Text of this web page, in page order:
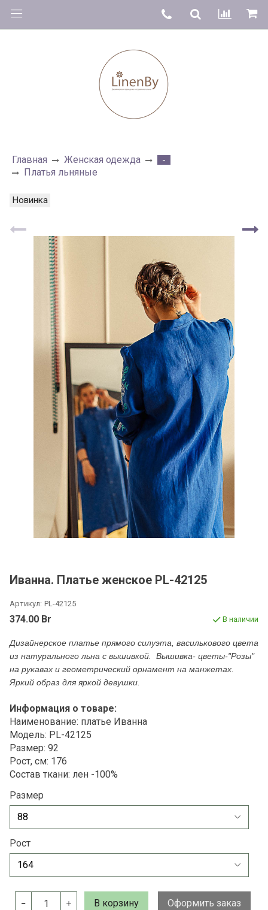
Главная Женская одежда
-
Платья льняные
Новинка
Иванна. Платье женское PL-42125
Артикул: PL-42125
374.00 Br В наличии
Дизайнерское платье прямого силуэта, василькового цвета
из натурального льна с вышивкой. Вышивка- цветы-"Розы"
на рукавах и геометрический орнамент на манжетах.
Яркий образ для яркой девушки.
Информация о товаре:
Наименование: платье Иванна
Модель: PL-42125
Размер: 92
Рост, см: 176
Состав ткани: лен -100%
Размер
Рост
В корзину Оформить заказ